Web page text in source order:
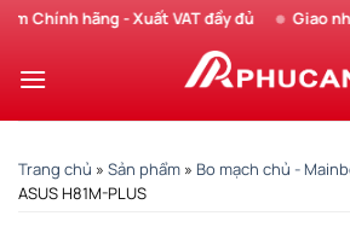
Chuyển
nội
hãng - Xuất VAT đầy đủ Giao
Trang chủ » Sản phẩm » Bo mạch chủ -
ASUS H81M-PLUS